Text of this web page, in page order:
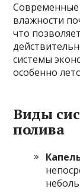
влажности
что
системы
особенно
Виды
полива